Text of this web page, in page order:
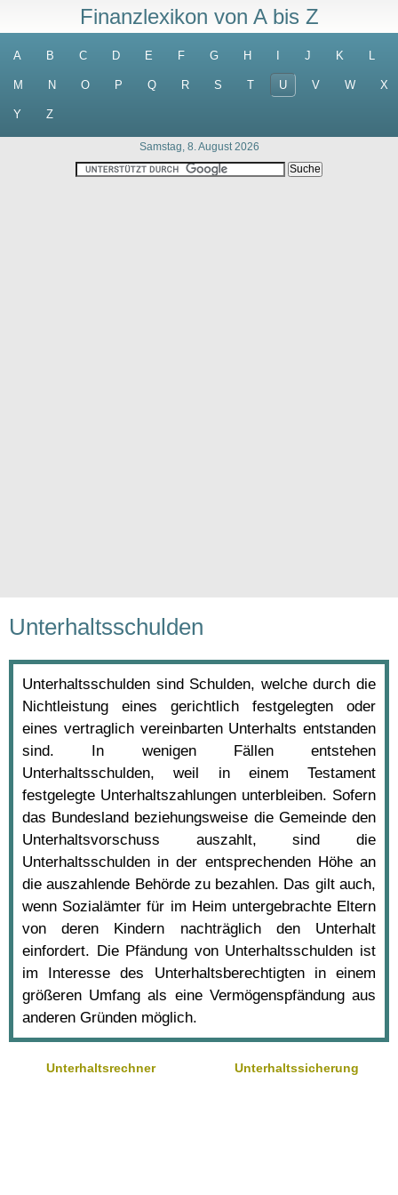
Finanzlexikon von A bis Z
A B C D E F G H J K L
M N O P Q R S T U V W X
Y Z
Samstag, 8. August 2026
Unterhaltsschulden
Unterhaltsschulden sind Schulden, welche durch die
Nichtleistung eines gerichtlich festgelegten oder
eines vertraglich vereinbarten Unterhalts entstanden
sind. In wenigen Fällen entstehen
Unterhaltsschulden, weil in einem Testament
festgelegte Unterhaltszahlungen unterbleiben. Sofern
das Bundesland beziehungsweise die Gemeinde den
Unterhaltsvorschuss auszahlt, sind die
Unterhaltsschulden in der entsprechenden Höhe an
die auszahlende Behörde zu bezahlen. Das gilt auch,
wenn Sozialämter für im Heim untergebrachte Eltern
von deren Kindern nachträglich den Unterhalt
einfordert. Die Pfändung von Unterhaltsschulden ist
im Interesse des Unterhaltsberechtigten in einem
größeren Umfang als eine Vermögenspfändung aus
anderen Gründen möglich.
Unterhaltsrechner Unterhaltssicherung